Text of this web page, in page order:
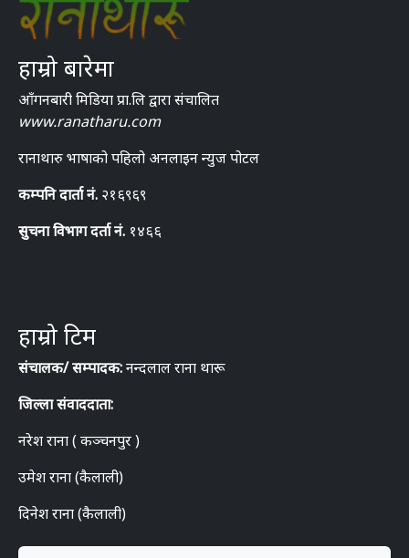
हाम्रो बारेमा
आँगनबारी मिडिया प्रा.लि द्वारा संचालित
www.ranatharu.com
रानाथारु भाषाको पहिलो अनलाइन न्युज पोटल
कम्पनि दार्ता नं. २१६९६९
सुचना विभाग दर्ता नं. १४६६
हाम्रो टिम
संचालक/ सम्पादक:नन्दलाल राना थारू
जिल्ला संवाददाता:
नरेश राना ( कञ्चनपुर )
उमेश राना (कैलाली)
दिनेश राना (कैलाली)